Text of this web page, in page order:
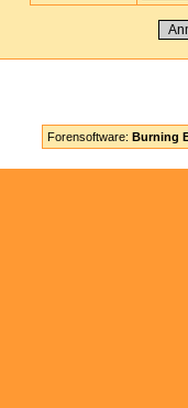
Forensoftware: Burning